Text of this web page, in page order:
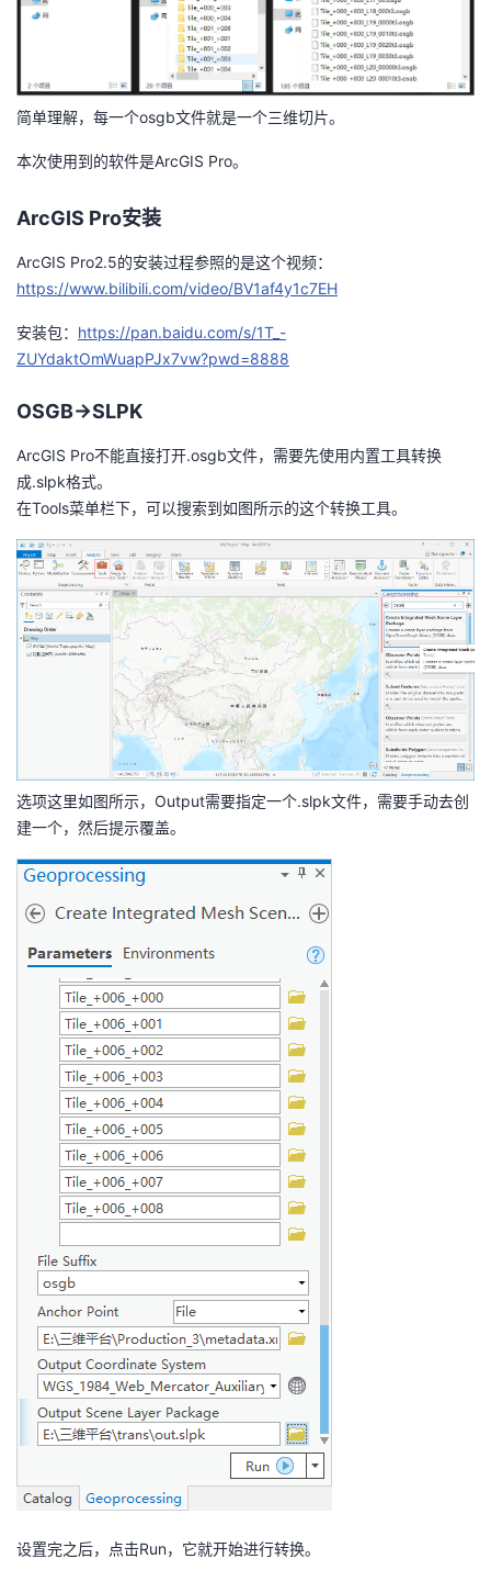
播
活
的
注
我
开
发
者
学
堂
课
程
的
认
我
的
验
我
收
的
Programs
我
的
支
持
我
术
支
持
云
声
建
议
简单理解，每一个osgb文件就是一个三维切片。
本次使用到的软件是ArcGIS Pro。
ArcGIS Pro安装
ArcGIS Pro2.5的安装过程参照的是这个视频：
https://www.bilibili.com/video/BV1af4y1c7EH
安装包： https://pan.baidu.com/s/1T_-
ZUYdaktOmWuapPJx7vw?pwd=8888
OSGB->SLPK
ArcGIS Pro不能直接打开.osgb文件，需要先使用内置工具转换
成.slpk格式。
在Tools菜单栏下，可以搜索到如图所示的这个转换工具。
选项这里如图所示，Output需要指定一个.slpk文件，需要手动去创
建一个，然后提示覆盖。
设置完之后，点击Run，它就开始进行转换。